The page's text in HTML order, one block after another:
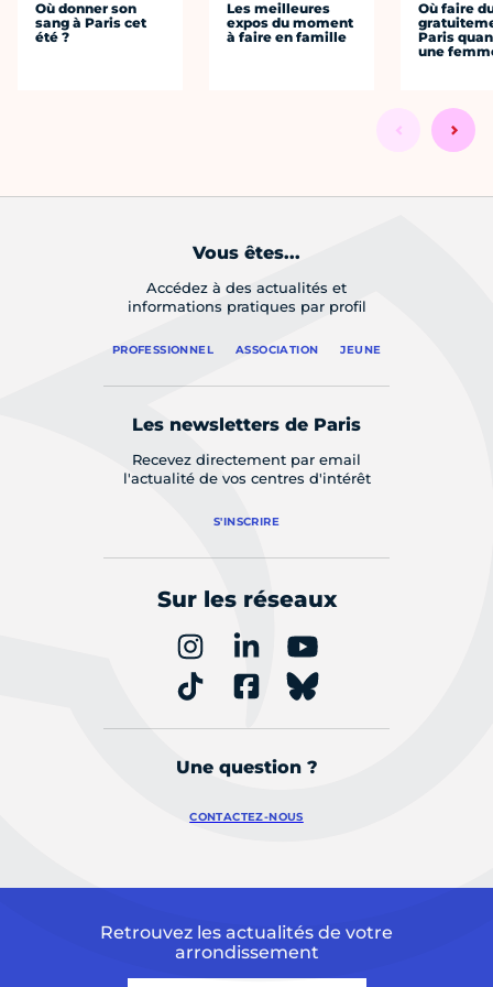
Où donner son
sang à Paris cet
été ?
Les meilleures
expos du moment
à faire en famille
Où faire
Paris
une
Vous êtes...
Accédez à des actualités et
informations pratiques par profil
PROFESSIONNEL ASSOCIATION JEUNE
Les newsletters de Paris
Recevez directement par email
l'actualité de vos centres d'intérêt
S'INSCRIRE
Sur les réseaux
Une question ?
CONTACTEZ-NOUS
Retrouvez les actualités de votre
arrondissement